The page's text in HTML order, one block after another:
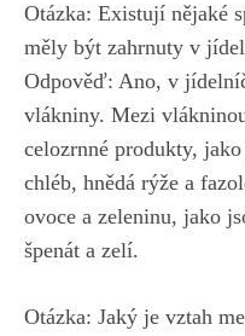
Otázka: Existují nějaké
měly být zahrnuty v
Odpověď: Ano, v
vlákniny. Mezi
celozrnné produkty,
chléb, hnědá rýže a
ovoce a zeleninu, jako
špenát a zelí.
Otázka: Jaký je vztah